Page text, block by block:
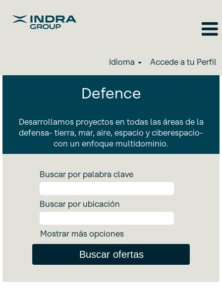
Idioma Accede a tu Perfil
Defence
Desarrollamos proyectos en todas las áreas de la
defensa- tierra, mar, aire, espacio y ciberespacio-
con un enfoque multidominio.
Buscar por palabra clave
Buscar por ubicación
Mostrar más opciones